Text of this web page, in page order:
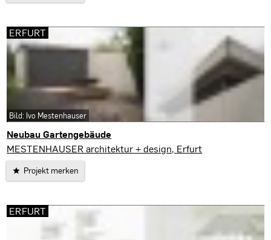
Neubau Gartengebäude
Erfurt
MESTENHAUSER architektur + design, Erfurt
Projekt merken
ERFURT
Bild: Ivo Mestenhauser
ERFURT